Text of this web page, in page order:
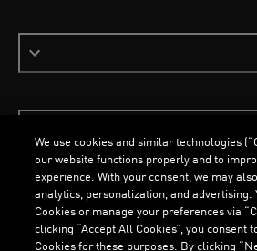
العربية
We use cookies and similar technologies
our website functions properly and to
experience. With your consent, we may
analytics, personalization, and advertising.
Cookies or manage your preferences via
clicking “Accept All Cookies”, you consent
Cookies for these purposes. By clicking